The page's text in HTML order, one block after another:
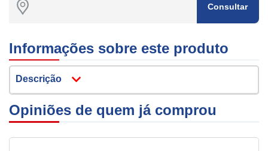
Consultar
Informações sobre este produto
Descrição
Opiniões de quem já comprou